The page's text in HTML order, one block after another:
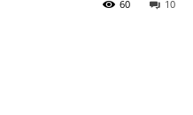
10
60